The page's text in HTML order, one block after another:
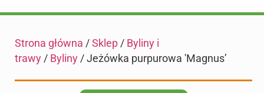
Strona główna / Sklep / Byliny i
trawy / Byliny / Jeżówka purpurowa 'Magnus’